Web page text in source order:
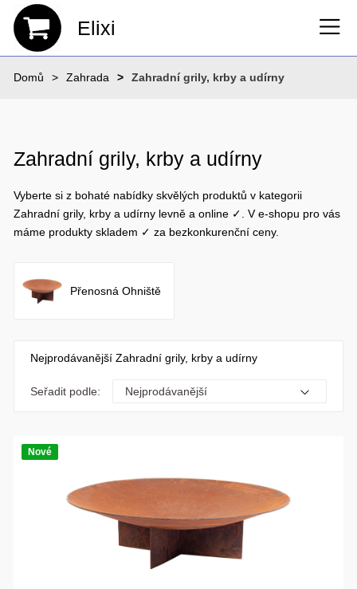
Elixi
Domů Zahrada Zahradní grily, krby a udírny
Zahradní grily, krby a udírny
Vyberte si z bohaté nabídky skvělých produktů v kategorii
Zahradní grily, krby a udírny levně a online ✓. V e-shopu pro vás
máme produkty skladem ✓ za bezkonkurenční ceny.
Přenosná Ohniště
Nejprodávanější Zahradní grily, krby a udírny
Seřadit podle:
Nové